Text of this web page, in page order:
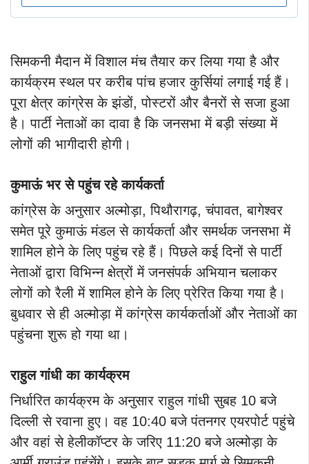
सिमकनी मैदान में विशाल मंच तैयार कर लिया गया है और
कार्यक्रम स्थल पर करीब पांच हजार कुर्सियां लगाई गई हैं।
पूरा क्षेत्र कांग्रेस के झंडों, पोस्टरों और बैनरों से सजा हुआ
है। पार्टी नेताओं का दावा है कि जनसभा में बड़ी संख्या में
लोगों की भागीदारी होगी।
कुमाऊं भर से पहुंच रहे कार्यकर्ता
कांग्रेस के अनुसार अल्मोड़ा, पिथौरागढ़, चंपावत, बागेश्वर
समेत पूरे कुमाऊं मंडल से कार्यकर्ता और समर्थक जनसभा में
शामिल होने के लिए पहुंच रहे हैं। पिछले कई दिनों से पार्टी
नेताओं द्वारा विभिन्न क्षेत्रों में जनसंपर्क अभियान चलाकर
लोगों को रैली में शामिल होने के लिए प्रेरित किया गया है।
बुधवार से ही अल्मोड़ा में कांग्रेस कार्यकर्ताओं और नेताओं का
पहुंचना शुरू हो गया था।
राहुल गांधी का कार्यक्रम
निर्धारित कार्यक्रम के अनुसार राहुल गांधी सुबह 10 बजे
दिल्ली से रवाना हुए। वह 10:40 बजे पंतनगर एयरपोर्ट पहुंचे
और वहां से हेलीकॉप्टर के जरिए 11:20 बजे अल्मोड़ा के